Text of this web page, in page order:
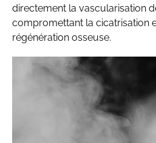
directement la vascularisation
compromettant la cicatrisation
régénération osseuse.